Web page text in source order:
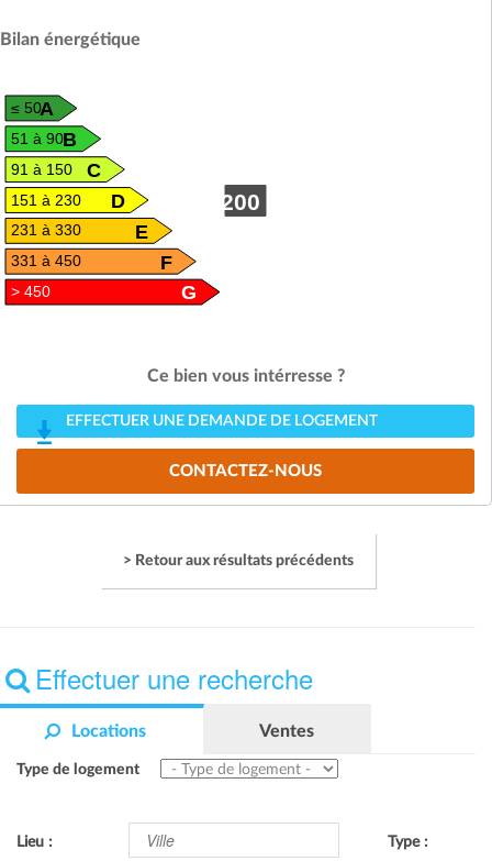
Bilan énergétique
A
≤ 50
B
51 à 90
C
91 à 150
200
D
151 à 230
E
231 à 330
F
331 à 450
G
> 450
Ce bien vous intérresse ?
EFFECTUER UNE DEMANDE DE LOGEMENT
CONTACTEZ-NOUS
> Retour aux résultats précédents
Effectuer une recherche
Locations Ventes
Type de logement
Lieu : Type :